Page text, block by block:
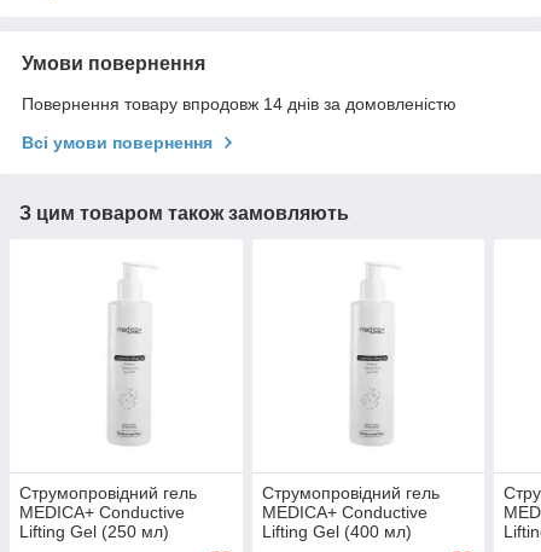
Умови повернення
Повернення товару впродовж 14 днів за домовленістю
Всі умови повернення
З цим товаром також замовляють
Струмопровідний гель
MEDICA+ Conductive
Lifting Gel (250 мл)
Струмопровідний гель
MEDICA+ Conductive
Lifting Gel (400 мл)